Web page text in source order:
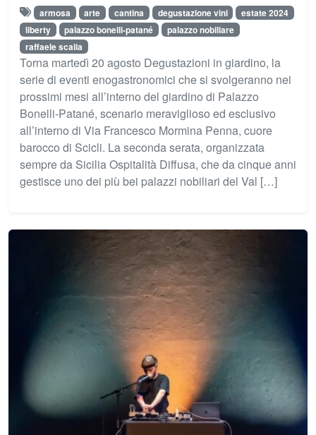
armosa arte cantina degustazione vini
estate 2024
liberty
palazzo bonelli-patané
palazzo nobiliare
raffaele scalia
Torna martedì 20 agosto Degustazioni in giardino, la
serie di eventi enogastronomici che si svolgeranno nei
prossimi mesi all’interno del giardino di Palazzo
Bonelli-Patané, scenario meraviglioso ed esclusivo
all’interno di Via Francesco Mormina Penna, cuore
barocco di Scicli. La seconda serata, organizzata
sempre da Sicilia Ospitalità Diffusa, che da cinque anni
gestisce uno dei più bei palazzi nobiliari del Val […]